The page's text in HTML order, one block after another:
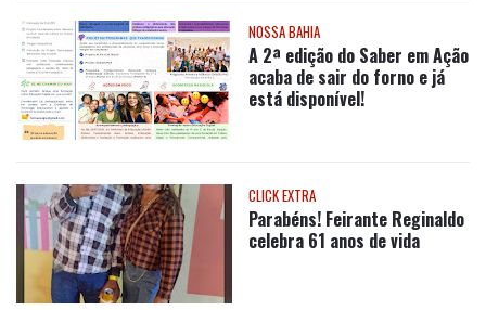
NOSSA BAHIA
A 2ª edição do Saber em Ação
acaba de sair do forno e já
está disponível!
CLICK EXTRA
Parabéns! Feirante Reginaldo
celebra 61 anos de vida